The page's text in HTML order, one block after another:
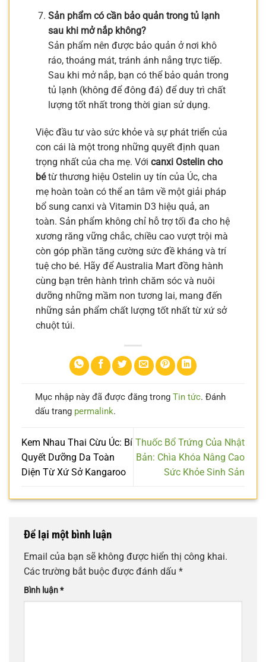
Sản phẩm có cần bảo quản trong tủ lạnh
sau khi mở nắp không?
Sản phẩm nên được bảo quản ở nơi khô
ráo, thoáng mát, tránh ánh nắng trực tiếp.
Sau khi mở nắp, bạn có thể bảo quản trong
tủ lạnh (không để đông đá) để duy trì chất
lượng tốt nhất trong thời gian sử dụng.
Việc đầu tư vào sức khỏe và sự phát triển của
con cái là một trong những quyết định quan
trọng nhất của cha mẹ. Với canxi Ostelin cho
bétừ thương hiệu Ostelin uy tín của Úc, cha
mẹ hoàn toàn có thể an tâm về một giải pháp
bổ sung canxi và Vitamin D3 hiệu quả, an
toàn. Sản phẩm không chỉ hỗ trợ tối đa cho hệ
xương răng vững chắc, chiều cao vượt trội mà
còn góp phần tăng cường sức đề kháng và trí
tuệ cho bé. Hãy để Australia Mart đồng hành
cùng bạn trên hành trình chăm sóc và nuôi
dưỡng những mầm non tương lai, mang đến
những sản phẩm chất lượng tốt nhất từ xứ sở
chuột túi.
Mục nhập này đã được đăng trong Tin tức. Đánh
dấu trang permalink.
Kem Nhau Thai Cừu Úc: Bí
Quyết Dưỡng Da Toàn
Diện Từ Xứ Sở Kangaroo
Thuốc Bổ Trứng Của Nhật
Bản: Chìa Khóa Nâng Cao
Sức Khỏe Sinh Sản
Để lại một bình luận
Email của bạn sẽ không được hiển thị công khai.
Các trường bắt buộc được đánh dấu *
Bình luận*